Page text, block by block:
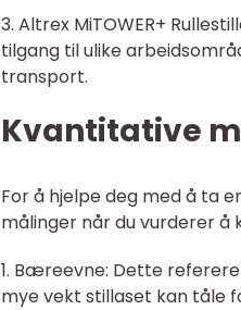
3. Altrex MiTOWER+
tilgang til ulike
transport.
Kvantitative
For å hjelpe deg med å ta
målinger når du vurderer å
1. Bæreevne: Dette
mye vekt stillaset kan tåle